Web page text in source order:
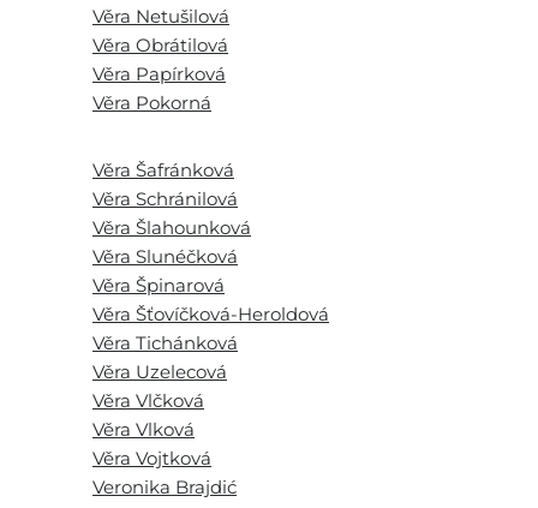
Věra Netušilová
Věra Obrátilová
Věra Papírková
Věra Pokorná
Věra Šafránková
Věra Schránilová
Věra Šlahounková
Věra Slunéčková
Věra Špinarová
Věra Šťovíčková-Heroldová
Věra Tichánková
Věra Uzelecová
Věra Vlčková
Věra Vlková
Věra Vojtková
Veronika Brajdić